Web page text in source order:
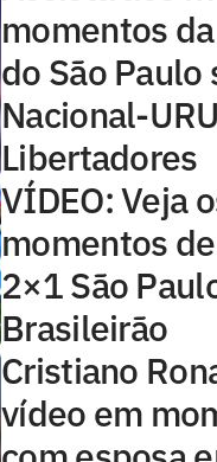
momentos
do São Paulo
Nacional-
Libertadores
VÍDEO: Veja
momentos
2×1 São
Brasileirão
Cristiano
vídeo em